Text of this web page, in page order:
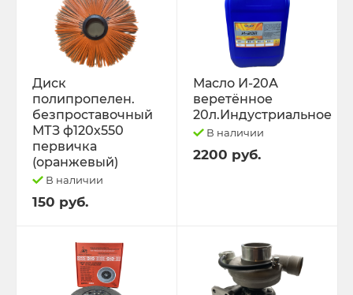
Диск
полипропелен.
безпроставочный
МТЗ ф120х550
первичка
(оранжевый)
В наличии
150 руб.
Масло И-20А
веретённое
20л.Индустриальное
В наличии
2200 руб.